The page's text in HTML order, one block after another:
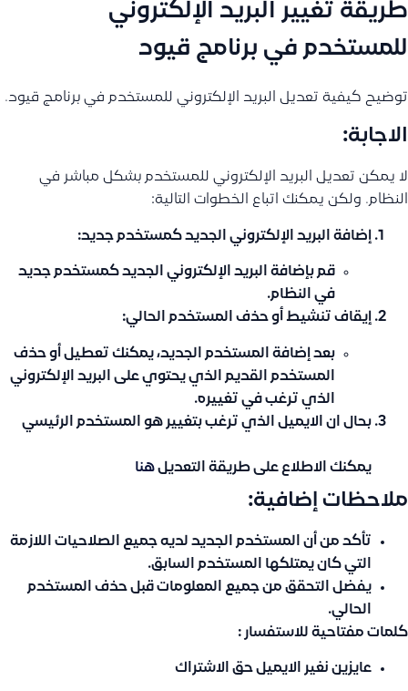
طريقة تغيير البريد الإلكتروني
للمستخدم في برنامج قيود
توضيح كيفية تعديل البريد الإلكتروني للمستخدم في برنامج قيود.
الاجابة:
لا يمكن تعديل البريد الإلكتروني للمستخدم بشكل مباشر في
النظام. ولكن يمكنك اتباع الخطوات التالية:
إضافة البريد الإلكتروني الجديد كمستخدم جديد:
قم بإضافة البريد الإلكتروني الجديد كمستخدم جديد
في النظام.
إيقاف تنشيط أو حذف المستخدم الحالي:
بعد إضافة المستخدم الجديد، يمكنك تعطيل أو حذف
المستخدم القديم الذي يحتوي على البريد الإلكتروني
الذي ترغب في تغييره.
بحال ان الايميل الذي ترغب بتغيير هو المستخدم الرئيسي
يمكنك الاطلاع على طريقة التعديل هنا
ملاحظات إضافية:
تأكد من أن المستخدم الجديد لديه جميع الصلاحيات اللازمة
التي كان يمتلكها المستخدم السابق.
يفضل التحقق من جميع المعلومات قبل حذف المستخدم
الحالي.
كلمات مفتاحية للاستفسار :
عايزين نغير الايميل حق الاشتراك